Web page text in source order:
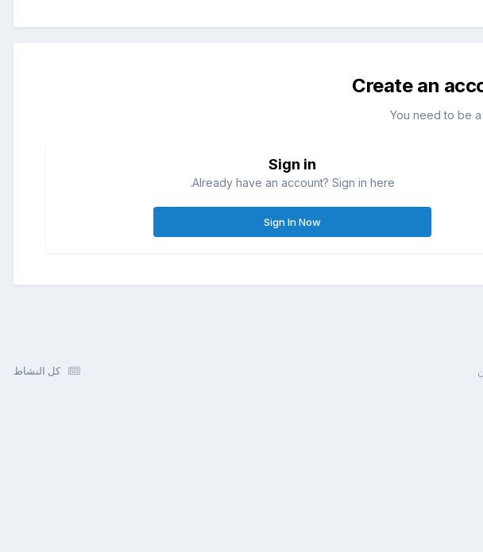
Create an
You need to be
Sign in
Already have an account? Sign in here.
Sign In Now
كل النشاط